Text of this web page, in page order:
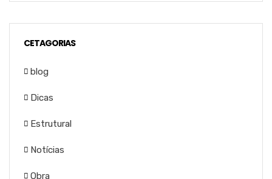
CETAGORIAS
blog
Dicas
Estrutural
Notícias
Obra